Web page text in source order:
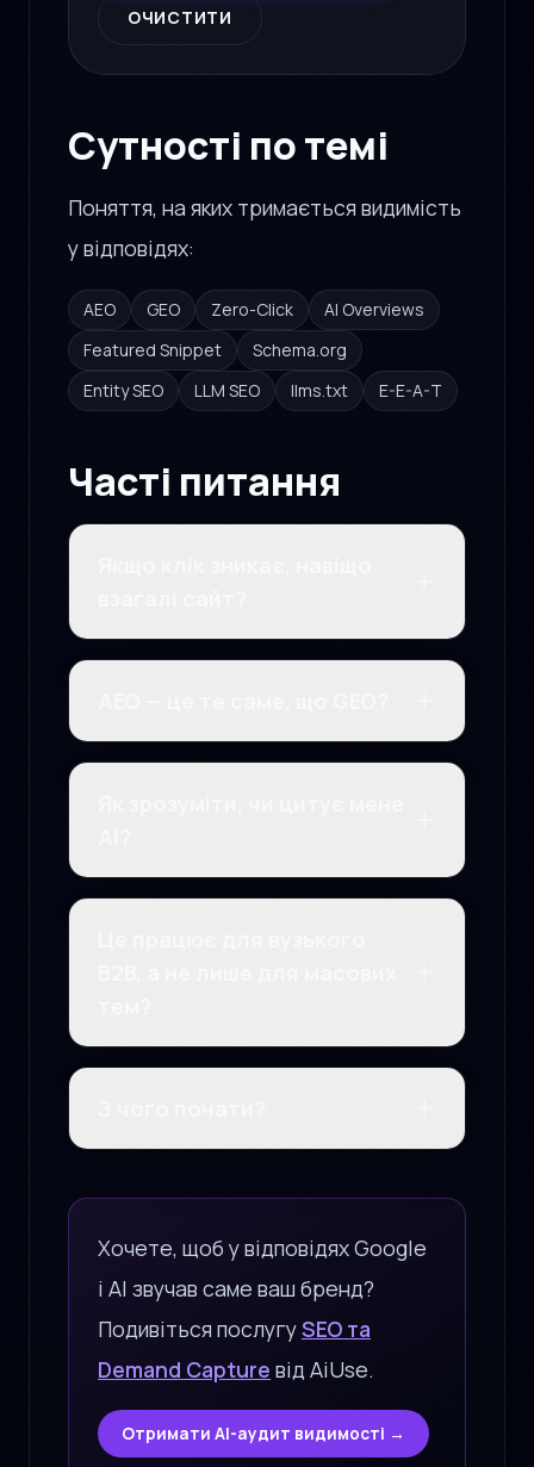
ОЧИСТИТИ
Сутності по темі
Поняття, на яких тримається видимість
у відповідях:
AEO GEO Zero-Click
AI Overviews
Featured Snippet
Schema.org
Entity SEO
LLM SEO llms.txt E-E-A-T
Часті питання
Хочете, щоб у відповідях Google
і AI звучав саме ваш бренд?
Подивіться послугуSEO та
Demand Capture від AiUse.
Отримати AI-аудит видимості →